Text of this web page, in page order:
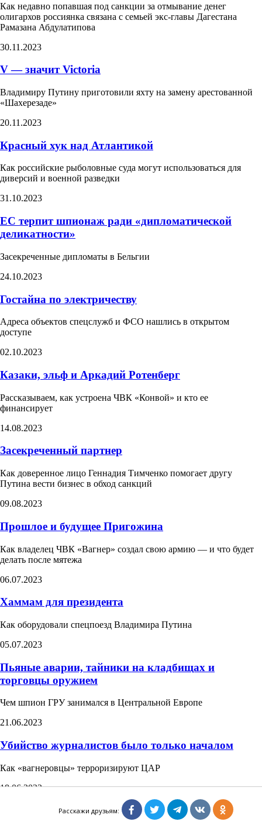
Расскажи друзьям:
Как недавно попавшая под санкции за отмывание денег
олигархов россиянка связана с семьей экс-главы Дагестана
Рамазана Абдулатипова
30.11.2023
V — значит Victoria
Владимиру Путину приготовили яхту на замену арестованной
«Шахерезаде»
20.11.2023
Красный хук над Атлантикой​
Как российские рыболовные суда могут использоваться для
диверсий и военной разведки​
31.10.2023
ЕС терпит шпионаж ради «дипломатической
деликатности»​
Засекреченные дипломаты в Бельгии
24.10.2023
Гостайна по электричеству
Адреса объектов спецслужб и ФСО нашлись в открытом
доступе​
02.10.2023
Казаки, эльф и Аркадий Ротенберг​
Рассказываем, как устроена ЧВК «Конвой» и кто ее
финансирует​
14.08.2023
Засекреченный партнер
Как доверенное лицо Геннадия Тимченко помогает другу
Путина вести бизнес в обход санкций
09.08.2023
Прошлое и будущее Пригожина
Как владелец ЧВК «Вагнер» создал свою армию — и что будет
делать после мятежа​
06.07.2023
Хаммам для президента​
Как оборудовали спецпоезд Владимира Путина​
05.07.2023
Пьяные аварии, тайники на кладбищах и
торговцы оружием
Чем шпион ГРУ занимался в Центральной Европе
21.06.2023
Убийство журналистов было только началом
Как «вагнеровцы» терроризируют ЦАР
18.06.2023
Кошелек замминистра